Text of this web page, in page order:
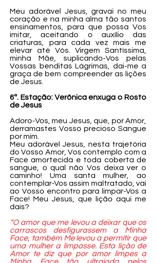
Meu adorável Jesus, gravai no meu
coração e na minha alma tão santos
ensinamentos, para que possa Vos
imitar, aceitando o auxílio das
criaturas, para cada vez mais me
elevar até Vós. Virgem Santíssima,
minha Mãe, suplicando-Vos pelas
Vossas benditas Lágrimas, dai-me a
graça de bem compreender as lições
de Jesus.
6ª. Estação: Verônica enxuga o Rosto
de Jesus
Adoro-Vos, meu Jesus, que, por Amor,
derramastes Vosso precioso Sangue
por mim.
Meu adorável Jesus, nesta trajetória
do Vosso Amor, Vos contemplo com a
Face amortecida e toda coberta de
sangue, o qual não Vos deixa ver o
caminho! Uma santa mulher, ao
contemplar-Vos assim maltratado, vai
ao Vosso encontro para limpar-Vos a
Face! Meu Jesus, que lição aqui me
dais?
“O amor que me levou a deixar que os
carrascos desfigurassem a Minha
Face, também Me levou a permitir que
uma mulher a limpasse. Esta lição de
Amor te diz que por amor limpes a